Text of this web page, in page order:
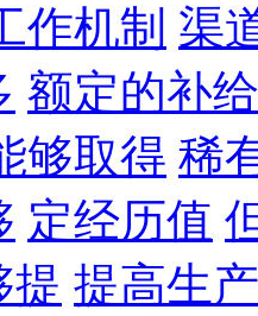
作机制 渠
额定的补
够取得 稀
定经历值
提 提高生产